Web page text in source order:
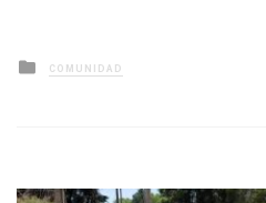
Posted
in
COMUNIDAD